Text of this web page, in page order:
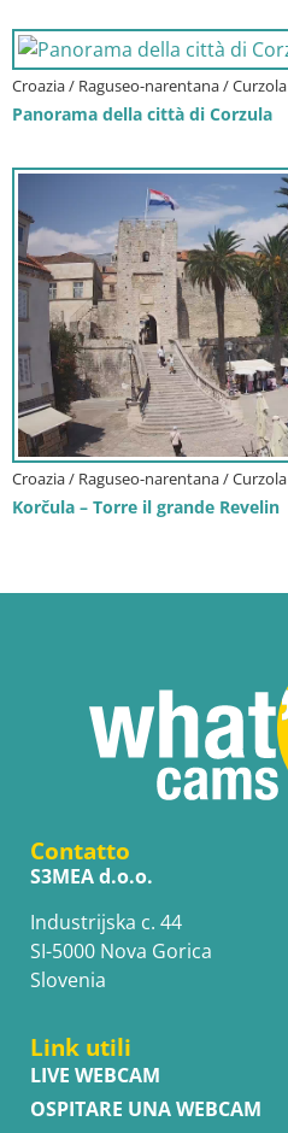
Croazia / Raguseo-narentana / Curzola
Panorama della città di Corzula
Croazia / Raguseo-narentana / Curzola
Korčula – Torre il grande Revelin
Contatto
S3MEA d.o.o.
Industrijska c. 44
SI-5000 Nova Gorica
Slovenia
Link utili
LIVE WEBCAM
OSPITARE UNA WEBCAM